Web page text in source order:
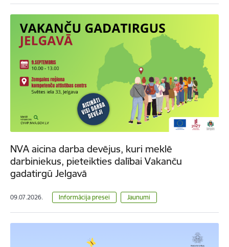
NVA aicina darba devējus, kuri meklē
darbiniekus, pieteikties dalībai Vakanču
gadatirgū Jelgavā
09.07.2026. Informācija presei Jaunumi